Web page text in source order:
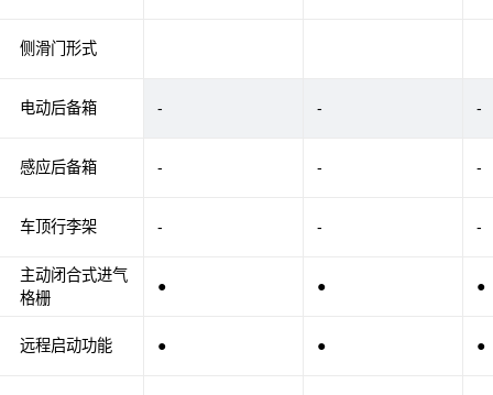
侧滑门形式
电动后备箱
感应后备箱
车顶行李架
主动闭合式进气
格栅
远程启动功能
- - -
- - -
- - -
● ● ●
● ● ●